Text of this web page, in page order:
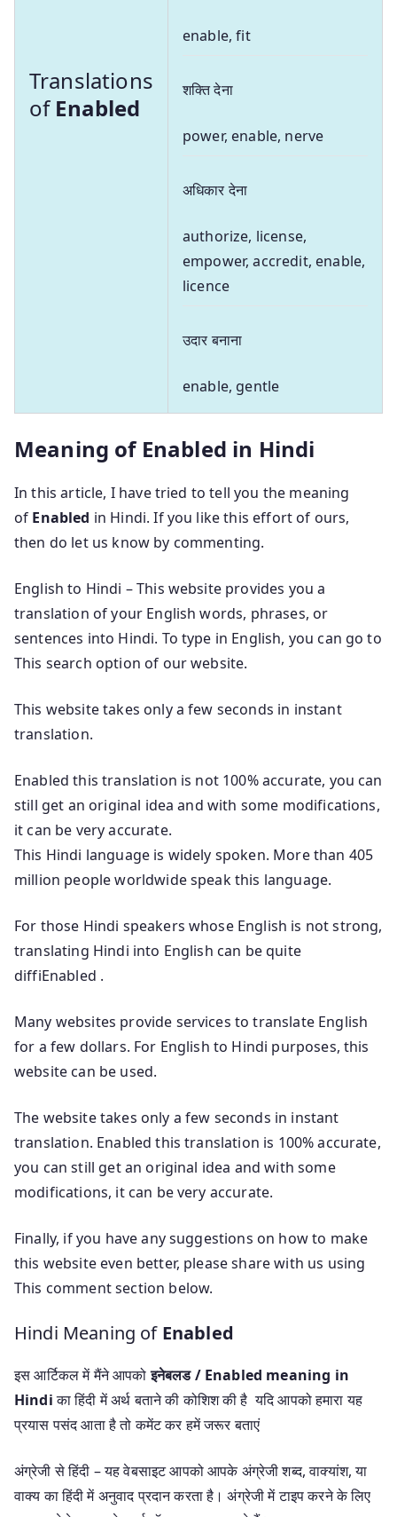
Translations
ofEnabled
enable, fit
शक्ति देना
power, enable, nerve
अधिकार देना
authorize, license,
empower, accredit, enable,
licence
उदार बनाना
enable, gentle
Meaning of Enabled in Hindi
In this article, I have tried to tell you the meaning
of Enabled in Hindi. If you like this effort of ours,
then do let us know by commenting.
English to Hindi – This website provides you a
translation of your English words, phrases, or
sentences into Hindi. To type in English, you can go to
This search option of our website.
This website takes only a few seconds in instant
translation.
Enabled this translation is not 100% accurate, you can
still get an original idea and with some modifications,
it can be very accurate.
This Hindi language is widely spoken. More than 405
million people worldwide speak this language.
For those Hindi speakers whose English is not strong,
translating Hindi into English can be quite
diffiEnabled .
Many websites provide services to translate English
for a few dollars. For English to Hindi purposes, this
website can be used.
The website takes only a few seconds in instant
translation. Enabled this translation is 100% accurate,
you can still get an original idea and with some
modifications, it can be very accurate.
Finally, if you have any suggestions on how to make
this website even better, please share with us using
This comment section below.
Hindi Meaning of Enabled
इस आर्टिकल में मैंने आपकोइनेबलड / Enabled meaning in
Hindiका हिंदी में अर्थ बताने की कोशिश की है यदि आपको हमारा यह
प्रयास पसंद आता है तो कमेंट कर हमें जरूर बताएं
अंग्रेजी से हिंदी – यह वेबसाइट आपको आपके अंग्रेजी शब्द, वाक्यांश, या
वाक्य का हिंदी में अनुवाद प्रदान करता है। अंग्रेजी में टाइप करने के लिए